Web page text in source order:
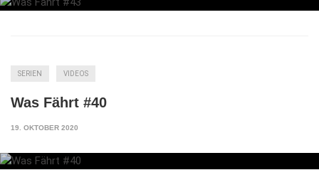
SERIEN VIDEOS
Was Fährt #40
19. OKTOBER 2020